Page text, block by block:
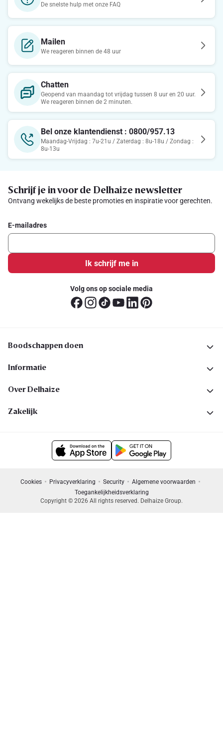
De snelste hulp met onze FAQ
Mailen
We reageren binnen de 48 uur
Chatten
Geopend van maandag tot vrijdag tussen 8 uur en 20 uur.
We reageren binnen de 2 minuten.
Bel onze klantendienst : 0800/957.13
Maandag-Vrijdag : 7u-21u / Zaterdag : 8u-18u / Zondag :
8u-13u
Schrijf je in voor de Delhaize newsletter
Ontvang wekelijks de beste promoties en inspiratie voor gerechten.
E-mailadres
Ik schrijf me in
Volg ons op sociale media
Boodschappen doen
Informatie
Over Delhaize
Zakelijk
Cookies Privacyverklaring Security
Algemene voorwaarden
Toegankelijkheidsverklaring
Copyright © 2026 All rights reserved. Delhaize Group.